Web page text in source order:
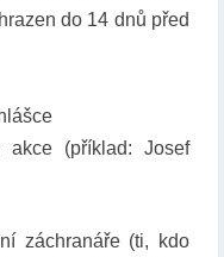
do 14 dnů před
akce (příklad: Josef
záchranáře (ti, kdo